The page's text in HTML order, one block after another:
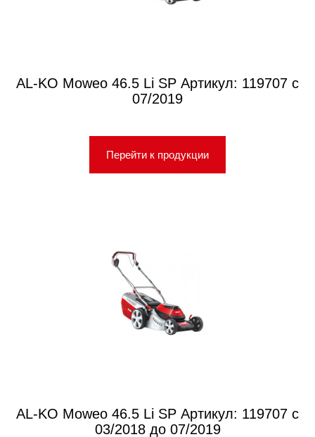
AL-KO Moweo 46.5 Li SP Артикул: 119707 с
07/2019
Перейти к продукции
AL-KO Moweo 46.5 Li SP Артикул: 119707 с
03/2018 до 07/2019